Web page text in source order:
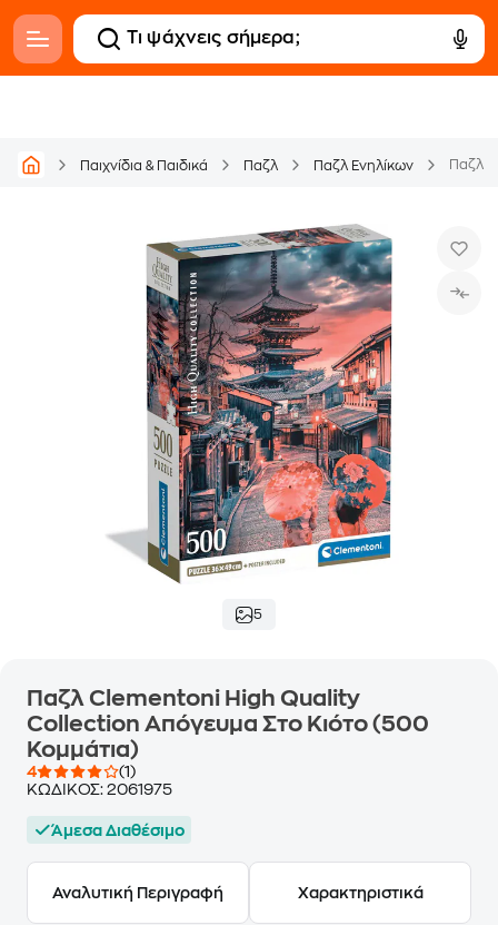
Παιχνίδια & Παιδικά Παζλ Παζλ Ενηλίκων
5
Παζλ Clementoni High Quality
Collection Απόγευμα Στο Κιότο (500
Κομμάτια)
4
(1)
ΚΩΔΙΚΟΣ: 2061975
Άμεσα Διαθέσιμο
Αναλυτική Περιγραφή Χαρακτηριστικά